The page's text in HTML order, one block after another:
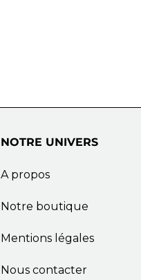
NOTRE UNIVERS
A propos
Notre boutique
Mentions légales
Nous contacter